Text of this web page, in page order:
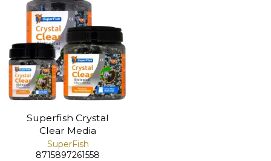
Superfish Crystal
Clear Media
SuperFish
8715897261558